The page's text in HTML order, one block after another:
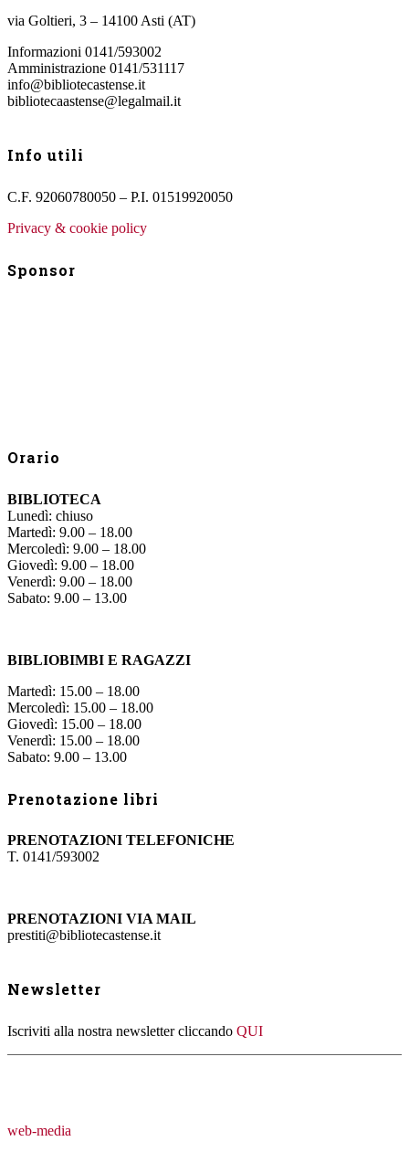
via Goltieri, 3 – 14100 Asti (AT)
Informazioni 0141/593002
Amministrazione 0141/531117
info@bibliotecastense.it
bibliotecaastense@legalmail.it
Info utili
C.F. 92060780050 – P.I. 01519920050
Privacy & cookie policy
Sponsor
Orario
BIBLIOTECA
Lunedì: chiuso
Martedì: 9.00 – 18.00
Mercoledì: 9.00 – 18.00
Giovedì: 9.00 – 18.00
Venerdì: 9.00 – 18.00
Sabato: 9.00 – 13.00
BIBLIOBIMBI E RAGAZZI
Martedì: 15.00 – 18.00
Mercoledì: 15.00 – 18.00
Giovedì: 15.00 – 18.00
Venerdì: 15.00 – 18.00
Sabato: 9.00 – 13.00
Prenotazione libri
PRENOTAZIONI TELEFONICHE
T. 0141/593002
PRENOTAZIONI VIA MAIL
prestiti@bibliotecastense.it
Newsletter
Iscriviti alla nostra newsletter cliccando QUI
web-media